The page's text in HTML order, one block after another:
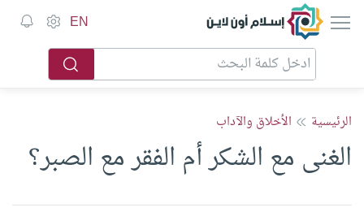
إسلام أون لاين EN
الرئيسية الأخلاق والآداب
الغنى مع الشكر أم الفقر مع الصبر؟